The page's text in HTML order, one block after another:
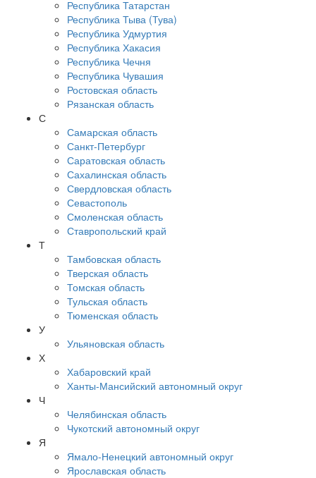
Республика Татарстан
Республика Тыва (Тува)
Республика Удмуртия
Республика Хакасия
Республика Чечня
Республика Чувашия
Ростовская область
Рязанская область
С
Самарская область
Санкт-Петербург
Саратовская область
Сахалинская область
Свердловская область
Севастополь
Смоленская область
Ставропольский край
Т
Тамбовская область
Тверская область
Томская область
Тульская область
Тюменская область
У
Ульяновская область
Х
Хабаровский край
Ханты-Мансийский автономный округ
Ч
Челябинская область
Чукотский автономный округ
Я
Ямало-Ненецкий автономный округ
Ярославская область